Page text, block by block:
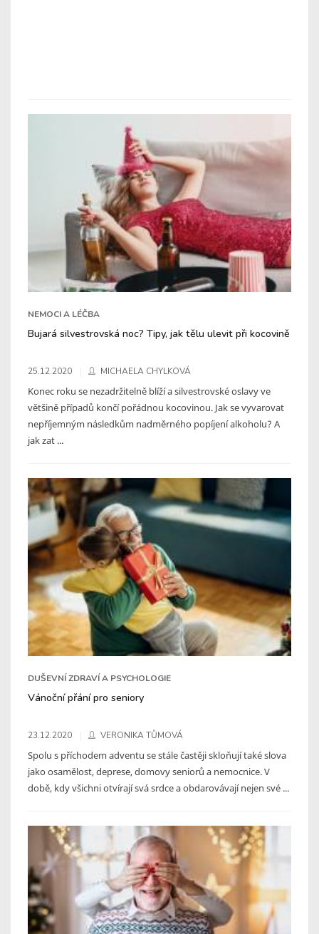
NEMOCI A LÉČBA
Bujará silvestrovská noc? Tipy, jak tělu ulevit při kocovině
25.12.2020 MICHAELA CHYLKOVÁ
Konec roku se nezadržitelně blíží a silvestrovské oslavy ve
většině případů končí pořádnou kocovinou. Jak se vyvarovat
nepříjemným následkům nadměrného popíjení alkoholu? A
jak zat ...
DUŠEVNÍ ZDRAVÍ A PSYCHOLOGIE
Vánoční přání pro seniory
23.12.2020 VERONIKA TŮMOVÁ
Spolu s příchodem adventu se stále častěji skloňují také slova
jako osamělost, deprese, domovy seniorů a nemocnice. V
době, kdy všichni otvírají svá srdce a obdarovávají nejen své ...